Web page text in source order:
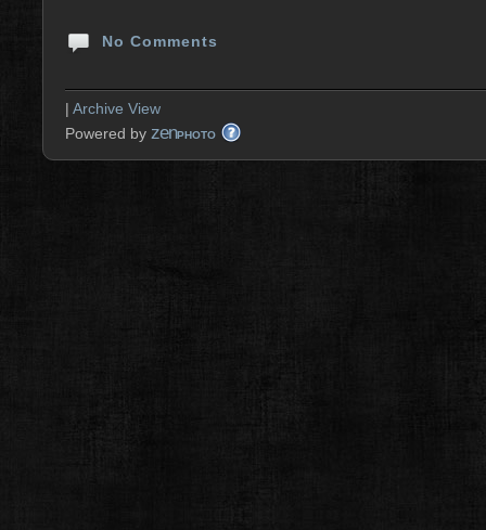
No Comments
| Archive View
Powered by zenPHOTO